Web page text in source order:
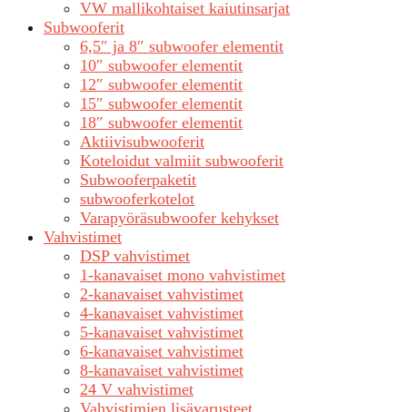
VW mallikohtaiset kaiutinsarjat
Subwooferit
6,5″ ja 8″ subwoofer elementit
10″ subwoofer elementit
12″ subwoofer elementit
15″ subwoofer elementit
18″ subwoofer elementit
Aktiivisubwooferit
Koteloidut valmiit subwooferit
Subwooferpaketit
subwooferkotelot
Varapyöräsubwoofer kehykset
Vahvistimet
DSP vahvistimet
1-kanavaiset mono vahvistimet
2-kanavaiset vahvistimet
4-kanavaiset vahvistimet
5-kanavaiset vahvistimet
6-kanavaiset vahvistimet
8-kanavaiset vahvistimet
24 V vahvistimet
Vahvistimien lisävarusteet